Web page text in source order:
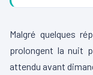
Malgré quelques
prolongent la nuit
attendu avant